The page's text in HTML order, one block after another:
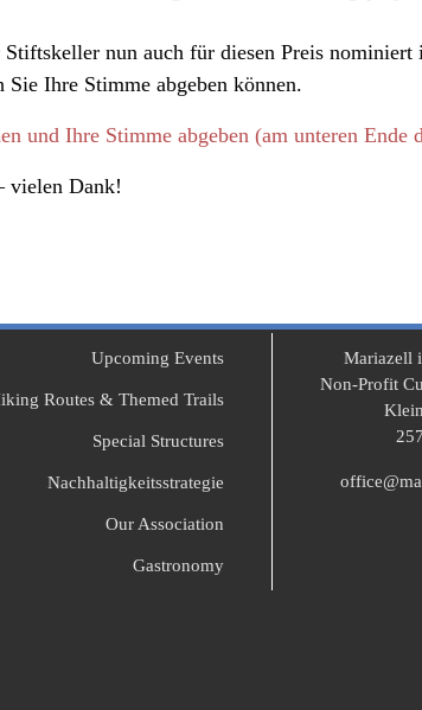
nun auch für diesen Preis
Ihre Stimme abgeben können.
und Ihre Stimme abgeben (am unteren Ende
vielen Dank!
Upcoming Events
Routes & Themed Trails
Special Structures
Nachhaltigkeitsstrategie
Our Association
Gastronomy
Mariazell
Non-Profit